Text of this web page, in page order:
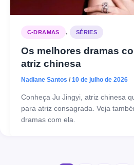
C-DRAMAS , SÉRIES
Os melhores dramas
atriz chinesa
Nadiane Santos / 10 de julho de 2026
Conheça Ju Jingyi, atriz chinesa
para atriz consagrada. Veja
dramas com ela.